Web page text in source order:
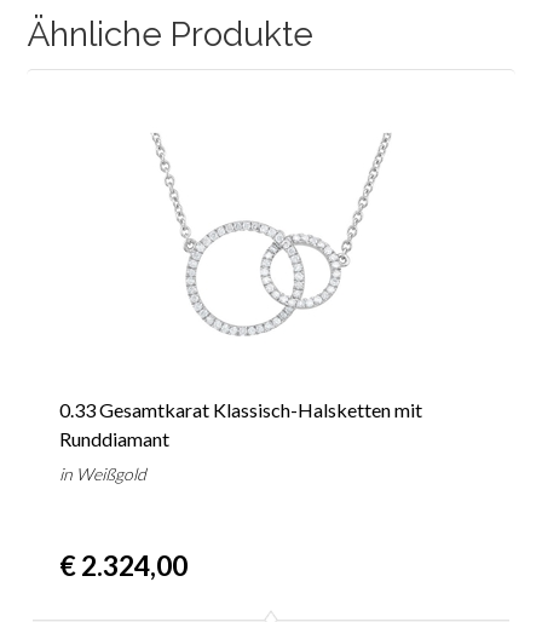
Ähnliche Produkte
0.33 Gesamtkarat Klassisch-Halsketten mit
Runddiamant
in Weißgold
€ 2.324,00